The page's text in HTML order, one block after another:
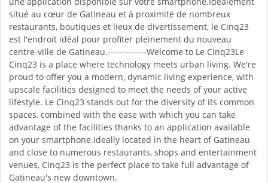
situé au cœur de Gatineau et à proximité de nombreux
restaurants, boutiques et lieux de divertissement, le Cinq23
est l'endroit idéal pour profiter pleinement du nouveau
centre-ville de Gatineau.-------------Welcome to Le Cinq23Le
Cinq23 is a place where technology meets urban living. We're
proud to offer you a modern, dynamic living experience, with
upscale facilities designed to meet the needs of your active
lifestyle. Le Cinq23 stands out for the diversity of its common
spaces, combined with the ease with which you can take
advantage of the facilities thanks to an application available
on your smartphone.Ideally located in the heart of Gatineau
and close to numerous restaurants, shops and entertainment
venues, Cinq23 is the perfect place to take full advantage of
Gatineau's new downtown.